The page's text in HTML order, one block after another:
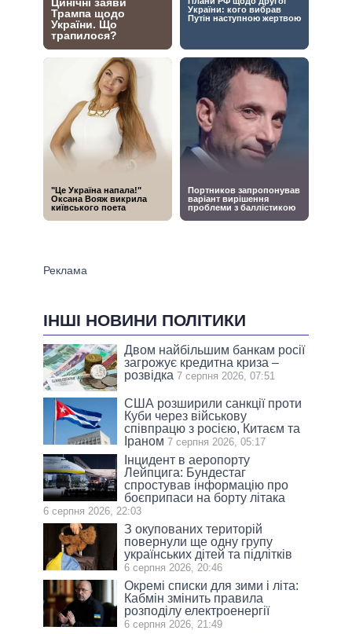
ІНШІ НОВИНИ ПОЛІТИКИ
Двом найбільшим банкам росії
загрожує кредитна криза –
розвідка 7 серпня 2026, 07:51
США розширили санкції проти
Куби через військову
співпрацю з росією, Китаєм та
Іраном 7 серпня 2026, 05:17
Інцидент в аеропорту
Лейпцига: Бундестаг
спростував інформацію про
боєприпаси на борту літака
6 серпня 2026, 22:03
З окупованих територій
повернули ще одну групу
українських дітей та підлітків
6 серпня 2026, 20:46
Окремі списки для зими і літа:
Кабмін змінить правила
розподілу електроенергії
6 серпня 2026, 21:49